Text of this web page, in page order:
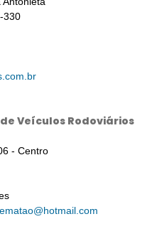
330
Veículos Rodoviários
- Centro